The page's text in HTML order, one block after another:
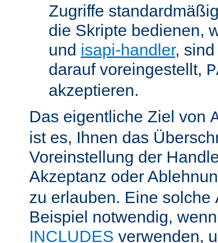
Zugriffe
die Skripte bedienen,
und isapi-handler,
darauf voreingestellt,
akzeptieren.
Das eigentliche Ziel von
ist es, Ihnen das
Voreinstellung der
Akzeptanz oder
zu erlauben. Eine solche
Beispiel notwendig,
INCLUDES verwenden,